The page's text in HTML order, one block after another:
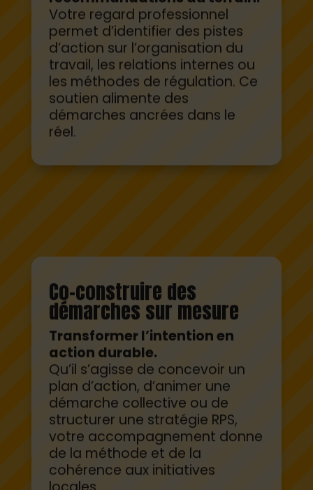
Votre regard professionnel
permet d’identifier des pistes
d’action sur l’organisation du
travail, les relations internes ou
les méthodes de régulation. Ce
soutien alimente des
démarches ancrées dans le
réel.
Co-construire des
démarches sur mesure
Transformer l’intention en
action durable.
Qu’il s’agisse de concevoir un
plan d’action, d’animer une
démarche collective ou de
structurer une stratégie RPS,
votre accompagnement donne
de la méthode et de la
cohérence aux initiatives
locales.